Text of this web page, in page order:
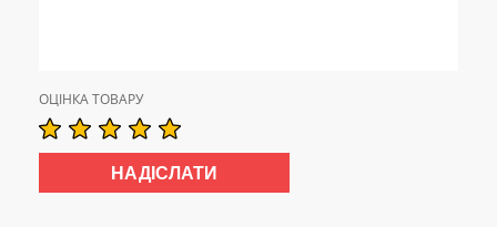
ОЦІНКА ТОВАРУ